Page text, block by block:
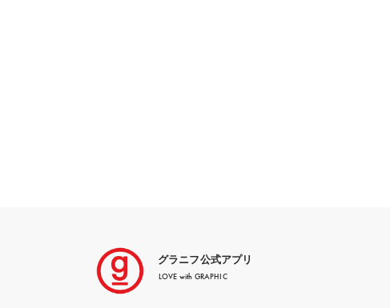
グラニフ公式アプリ
LOVE with GRAPHIC